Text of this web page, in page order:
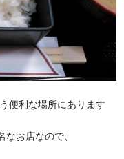
便利な場所にあります
お店なので、